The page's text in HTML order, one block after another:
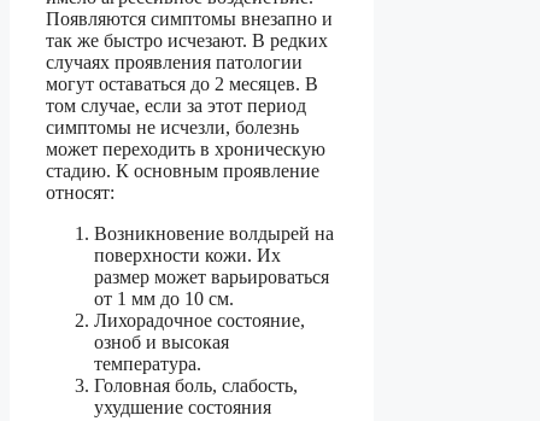
Появляются симптомы внезапно и
так же быстро исчезают. В редких
случаях проявления патологии
могут оставаться до 2 месяцев. В
том случае, если за этот период
симптомы не исчезли, болезнь
может переходить в хроническую
стадию. К основным проявление
относят:
Возникновение волдырей на
поверхности кожи. Их
размер может варьироваться
от 1 мм до 10 см.
Лихорадочное состояние,
озноб и высокая
температура.
Головная боль, слабость,
ухудшение состояния